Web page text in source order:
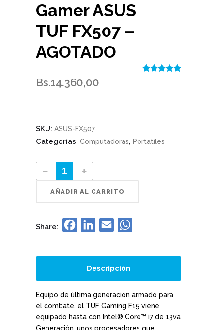
Gamer ASUS
TUF FX507 –
AGOTADO
Bs.14.360,00
SKU: ASUS-FX507
Categorías: Computadoras, Portatiles
AÑADIR AL CARRITO
Share: FacebookLinkedIn
Email
Descripción
Equipo de última generacion armado para
el combate, el TUF Gaming F15 viene
equipado hasta con Intel® Core™ i7 de 13va
Generación, unos procesadores que